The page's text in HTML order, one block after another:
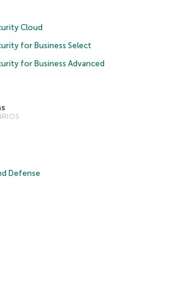
Cloud
for Business Select
for Business Advanced
Defense